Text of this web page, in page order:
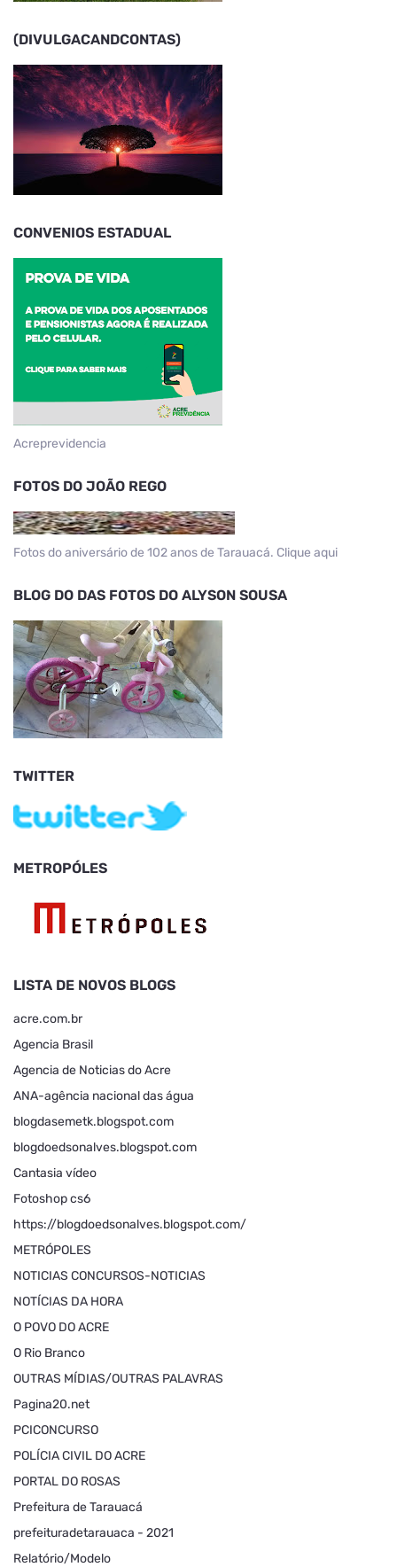
(DIVULGACANDCONTAS)
CONVENIOS ESTADUAL
Acreprevidencia
FOTOS DO JOÃO REGO
Fotos do aniversário de 102 anos de Tarauacá. Clique aqui
BLOG DO DAS FOTOS DO ALYSON SOUSA
TWITTER
METROPÓLES
LISTA DE NOVOS BLOGS
acre.com.br
Agencia Brasil
Agencia de Noticias do Acre
ANA-agência nacional das água
blogdasemetk.blogspot.com
blogdoedsonalves.blogspot.com
Cantasia vídeo
Fotoshop cs6
https://blogdoedsonalves.blogspot.com/
METRÓPOLES
NOTICIAS CONCURSOS-NOTICIAS
NOTÍCIAS DA HORA
O POVO DO ACRE
O Rio Branco
OUTRAS MÍDIAS/OUTRAS PALAVRAS
Pagina20.net
PCICONCURSO
POLÍCIA CIVIL DO ACRE
PORTAL DO ROSAS
Prefeitura de Tarauacá
prefeituradetarauaca - 2021
Relatório/Modelo